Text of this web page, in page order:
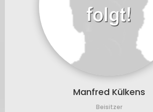
Manfred Külkens
Beisitzer